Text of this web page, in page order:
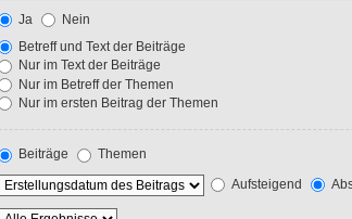
Ja
Nein
Betreff und Text der Beiträge
Nur im Text der Beiträge
Nur im Betreff der Themen
Nur im ersten Beitrag der Themen
Beiträge
Themen
Aufsteigend